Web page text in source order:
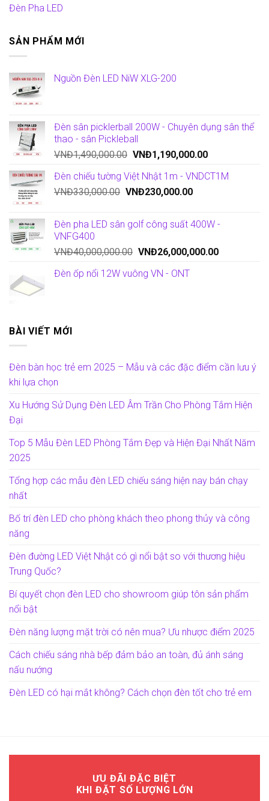
Đèn Pha LED
SẢN PHẨM MỚI
Nguồn Đèn LED NiW XLG-200
Đèn sân picklerball 200W - Chuyên dụng sân thể
thao - sân Pickleball
VNĐ1,490,000.00 VNĐ1,190,000.00
Đèn chiếu tường Việt Nhật 1m - VNDCT1M
VNĐ330,000.00 VNĐ230,000.00
Đèn pha LED sân golf công suất 400W -
VNFG400
VNĐ40,000,000.00 VNĐ26,000,000.00
Đèn ốp nổi 12W vuông VN - ONT
BÀI VIẾT MỚI
Đèn bàn học trẻ em 2025 – Mẫu và các đặc điểm cần lưu ý
khi lựa chọn
Xu Hướng Sử Dụng Đèn LED Âm Trần Cho Phòng Tắm Hiện
Đại
Top 5 Mẫu Đèn LED Phòng Tắm Đẹp và Hiện Đại Nhất Năm
2025
Tổng hợp các mẫu đèn LED chiếu sáng hiện nay bán chạy
nhất
Bố trí đèn LED cho phòng khách theo phong thủy và công
năng
Đèn đường LED Việt Nhật có gì nổi bật so với thương hiệu
Trung Quốc?
Bí quyết chọn đèn LED cho showroom giúp tôn sản phẩm
nổi bật
Đèn năng lượng mặt trời có nên mua? Ưu nhược điểm 2025
Cách chiếu sáng nhà bếp đảm bảo an toàn, đủ ánh sáng
nấu nướng
Đèn LED có hại mắt không? Cách chọn đèn tốt cho trẻ em
ƯU ĐÃI ĐẶC BIỆT
KHI ĐẶT SỐ LƯỢNG LỚN